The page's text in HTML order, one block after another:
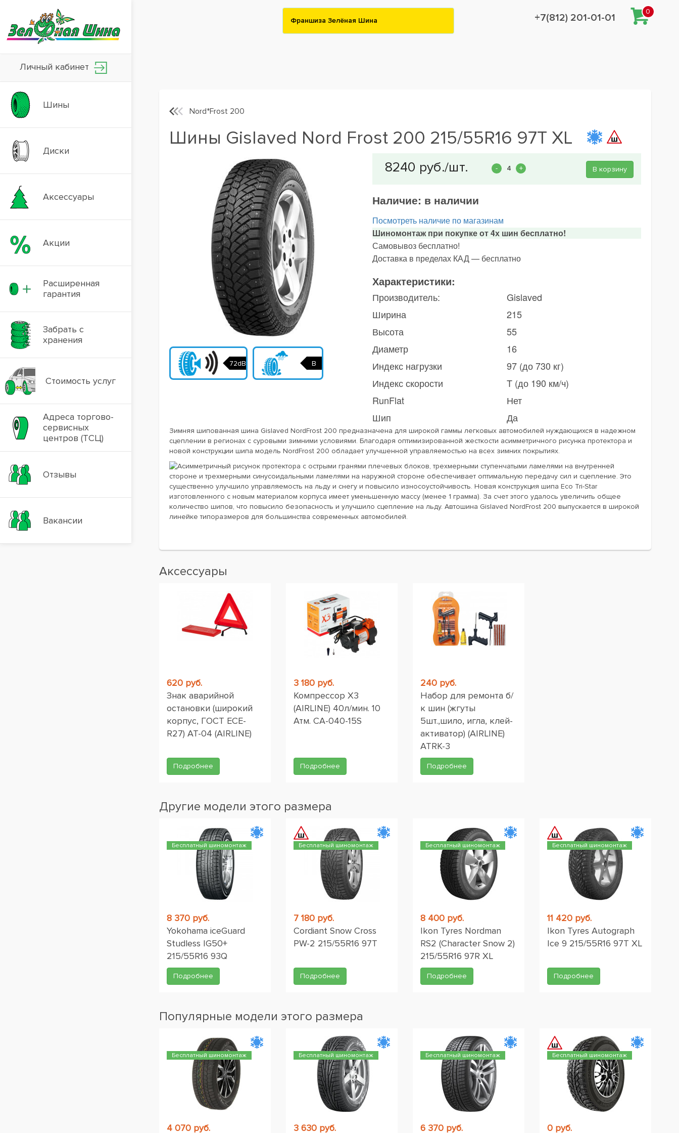
Личный кабинет
Шины
Диски
Аксессуары
Акции
Расширенная
гарантия
Забрать с
хранения
Стоимость услуг
Адреса торгово-
сервисных
центров (ТСЦ)
Отзывы
Вакансии
Франшиза Зелёная Шина +7(812) 201-01-01
0
Nord*Frost 200
Шины Gislaved Nord Frost 200 215/55R16 97T XL
72dB B
В корзину
Наличие: в наличии
Посмотреть наличие по магазинам
Шиномонтаж при покупке от 4х шин бесплатно!
Самовывоз бесплатно!
Доставка в пределах КАД — бесплатно
Характеристики:
Производитель:
Gislaved
Ширина
215
Высота
55
Диаметр
16
Индекс нагрузки
97 (до 730 кг)
Индекс скорости
T (до 190 км/ч)
RunFlat
Нет
Шип
Да
Зимняя шипованная шина Gislaved NordFrost 200 предназначена для широкой гаммы легковых автомобилей нуждающихся в надежном
сцеплении в регионах с суровыми зимними условиями. Благодаря оптимизированной жесткости асимметричного рисунка протектора и
новой конструкции шипа модель NordFrost 200 обладает улучшенной управляемостью на всех зимних покрытиях.
Асимметричный рисунок протектора с острыми гранями плечевых блоков, трехмерными ступенчатыми ламелями на внутренней
стороне и трехмерными синусоидальными ламелями на наружной стороне обеспечивает оптимальную передачу сил и сцепление. Это
существенно улучшило управляемость на льду и снегу и повысило износоустойчивость. Новая конструкция шипа Eco Tri-Star
изготовленного с новым материалом корпуса имеет уменьшенную массу (менее 1 грамма). За счет этого удалось увеличить общее
количество шипов, что повысило безопасность и улучшило сцепление на льду. Автошина Gislaved NordFrost 200 выпускается в широкой
линейке типоразмеров для большинства современных автомобилей.
Аксессуары
620 руб.
Знак аварийной
остановки (широкий
корпус, ГОСТ ЕСЕ-
R27) AT-04 (AIRLINE)
Подробнее
3 180 руб.
Компрессор X3
(AIRLINE) 40л/мин. 10
Атм. CA-040-15S
Подробнее
240 руб.
Набор для ремонта б/
к шин (жгуты
5шт.,шило, игла, клей-
активатор) (AIRLINE)
ATRK-3
Подробнее
Другие модели этого размера
Бесплатный шиномонтаж
8 370 руб.
Yokohama iceGuard
Studless IG50+
215/55R16 93Q
Подробнее
Бесплатный шиномонтаж
7 180 руб.
Cordiant Snow Cross
PW-2 215/55R16 97T
Подробнее
Бесплатный шиномонтаж
8 400 руб.
Ikon Tyres Nordman
RS2 (Character Snow 2)
215/55R16 97R XL
Подробнее
Бесплатный шиномонтаж
11 420 руб.
Ikon Tyres Autograph
Ice 9 215/55R16 97T XL
Подробнее
Популярные модели этого размера
Бесплатный шиномонтаж
4 070 руб.
Бесплатный шиномонтаж
3 630 руб.
Бесплатный шиномонтаж
6 370 руб.
Бесплатный шиномонтаж
0 руб.